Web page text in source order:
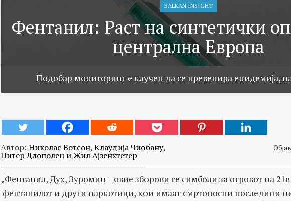
BALKAN INSIGHT
Фентанил: Раст на синтетички
централна Европа
Подобар мониторинг е клучен да се превенира епидемија,
Автор: Николас Вотсон, Клаудија Чиобану,
Питер Длополец и Жил Ајзенхтетер
„Фентанил, Дух, Зуромин – овие зборови се симболи за отровот на
фентанилот и други наркотици, кои имаат смртоносни последици